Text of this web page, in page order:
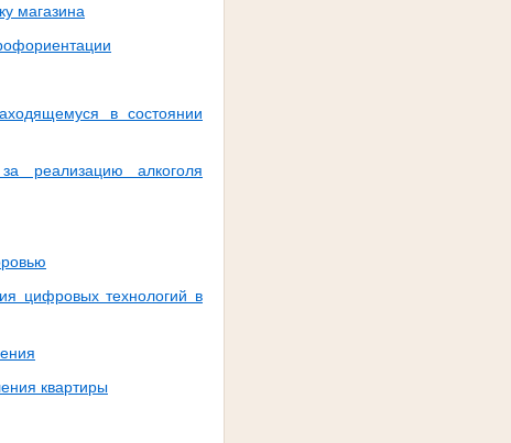
магазина
в состоянии
реализацию алкоголя
цифровых технологий в
квартиры